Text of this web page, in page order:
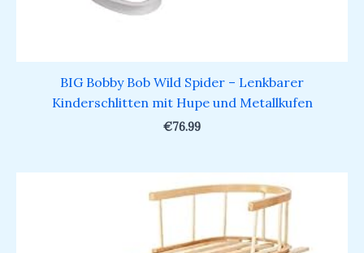
BIG Bobby Bob Wild Spider – Lenkbarer
Kinderschlitten mit Hupe und Metallkufen
€76.99